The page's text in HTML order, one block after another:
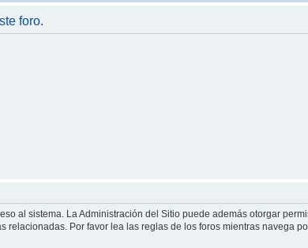
foro.
al sistema. La Administración del Sitio puede además otorgar
Por favor lea las reglas de los foros mientras navega